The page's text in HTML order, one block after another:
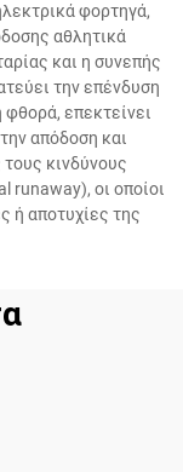
φορτηγά,
αθλητικά
και η συνεπής
την επένδυση
επεκτείνει
απόδοση και
κινδύνους
runaway), οι οποίοι
ή αποτυχίες της